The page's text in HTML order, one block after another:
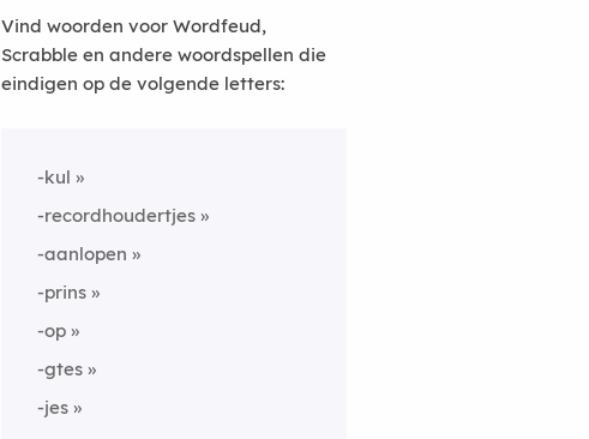
Vind woorden voor Wordfeud,
Scrabble en andere woordspellen die
eindigen op de volgende letters:
-kul
-recordhoudertjes
-aanlopen
-prins
-op
-gtes
-jes